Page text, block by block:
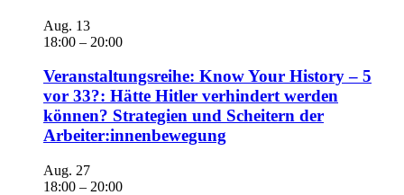
Aug. 13
18:00 – 20:00
Veranstaltungsreihe: Know Your History – 5
vor 33?: Hätte Hitler verhindert werden
können? Strategien und Scheitern der
Arbeiter:innenbewegung
Aug. 27
18:00 – 20:00